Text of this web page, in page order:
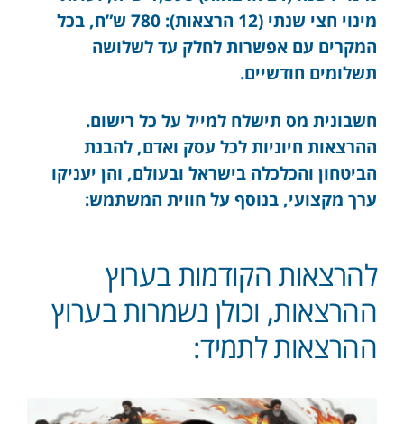
מינוי חצי שנתי (12 הרצאות): 780 ש”ח, בכל
המקרים עם אפשרות לחלק עד לשלושה
תשלומים חודשיים.
חשבונית מס תישלח למייל על כל רישום.
ההרצאות חיוניות לכל עסק ואדם, להבנת
הביטחון והכלכלה בישראל ובעולם, והן יעניקו
ערך מקצועי, בנוסף על חווית המשתמש:
להרצאות הקודמות בערוץ
ההרצאות, וכולן נשמרות בערוץ
ההרצאות לתמיד: